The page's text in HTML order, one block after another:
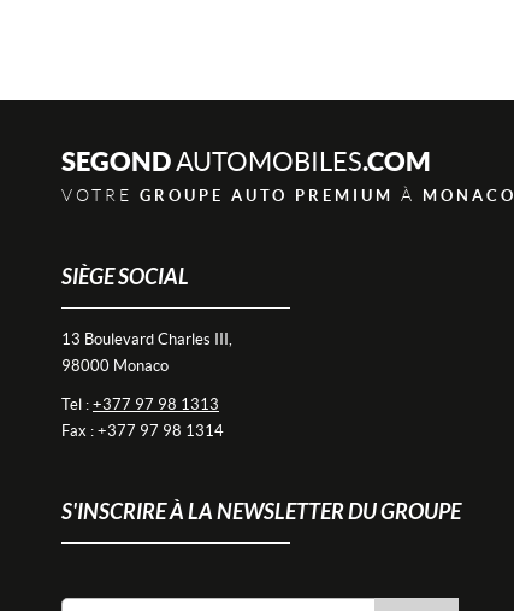
SEGOND AUTOMOBILES.COM
VOTRE GROUPE AUTO PREMIUM À MONACO
SIÈGE SOCIAL
13 Boulevard Charles III,
98000 Monaco
Tel : +377 97 98 1313
Fax : +377 97 98 1314
S'INSCRIRE À LA NEWSLETTER DU GROUPE